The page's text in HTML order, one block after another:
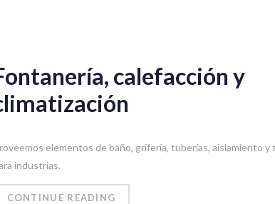
calefacción y
elementos de baño, grifería, tuberías, aislamiento y
industrias.
CONTINUE READING